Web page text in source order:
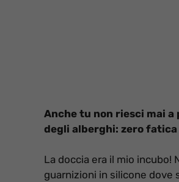
Anche tu non riesci mai
degli alberghi: zero
La doccia era il mio incubo!
guarnizioni in silicone dove